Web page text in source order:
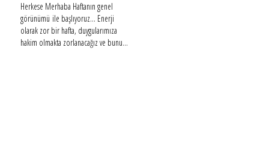
Herkese Merhaba Haftanın genel
görünümü ile başlıyoruz... Enerji
olarak zor bir hafta, duygularımıza
hakim olmakta zorlanacağız ve bunu...